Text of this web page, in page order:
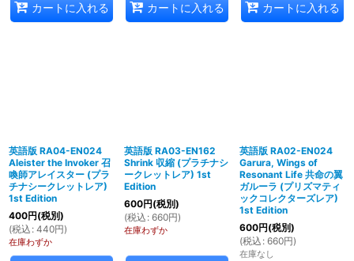
カートに入れる カートに入れる カートに入れる
英語版 RA04-EN024
Aleister the Invoker 召
喚師アレイスター (プラ
チナシークレットレア)
1st Edition
400円(税別)
(税込 : 440円)
在庫わずか
英語版 RA03-EN162
Shrink 収縮 (プラチナシ
ークレットレア) 1st
Edition
600円(税別)
(税込 : 660円)
在庫わずか
英語版 RA02-EN024
Garura, Wings of
Resonant Life 共命の翼
ガルーラ (プリズマティ
ックコレクターズレア)
1st Edition
600円(税別)
(税込 : 660円)
在庫なし